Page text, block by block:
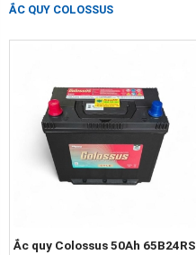
ẮC QUY COLOSSUS
Ắc quy Colossus 50Ah 65B24RS